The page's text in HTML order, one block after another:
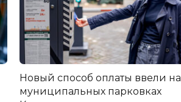
Новый способ оплаты ввели на
муниципальных парковках